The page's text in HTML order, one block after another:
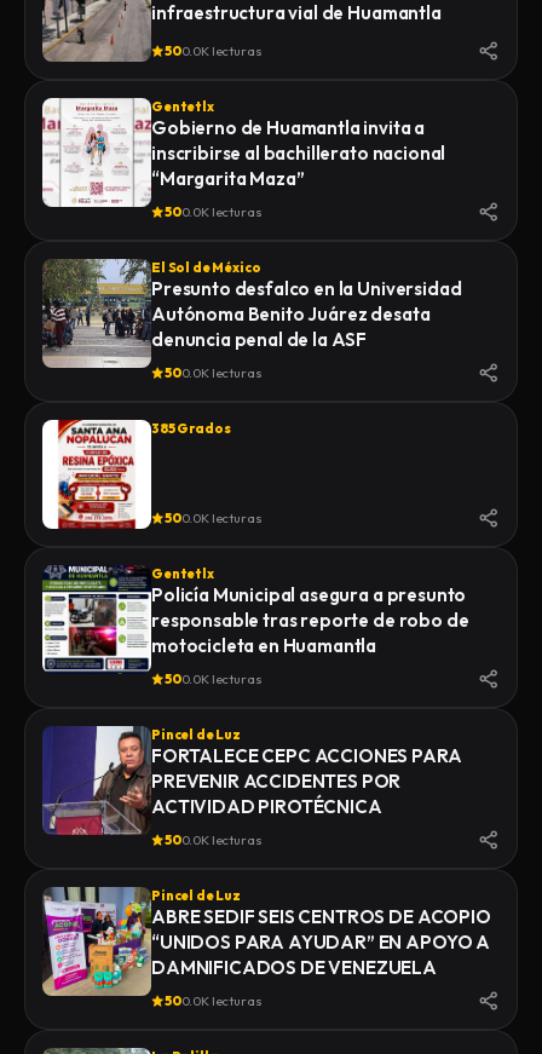
infraestructura vial de Huamantla
500.0K lecturas
Gentetlx
Gobierno de Huamantla invita a
inscribirse al bachillerato nacional
“Margarita Maza”
500.0K lecturas
El Sol de México
Presunto desfalco en la Universidad
Autónoma Benito Juárez desata
denuncia penal de la ASF
500.0K lecturas
385 Grados
500.0K lecturas
Gentetlx
Policía Municipal asegura a presunto
responsable tras reporte de robo de
motocicleta en Huamantla
500.0K lecturas
Pincel de Luz
FORTALECE CEPC ACCIONES PARA
PREVENIR ACCIDENTES POR
ACTIVIDAD PIROTÉCNICA
500.0K lecturas
Pincel de Luz
ABRE SEDIF SEIS CENTROS DE ACOPIO
“UNIDOS PARA AYUDAR” EN APOYO A
DAMNIFICADOS DE VENEZUELA
500.0K lecturas